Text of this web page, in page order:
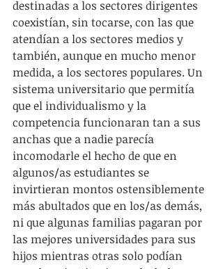
destinadas a los sectores dirigentes
coexistían, sin tocarse, con las que
atendían a los sectores medios y
también, aunque en mucho menor
medida, a los sectores populares. Un
sistema universitario que permitía
que el individualismo y la
competencia funcionaran tan a sus
anchas que a nadie parecía
incomodarle el hecho de que en
algunos/as estudiantes se
invirtieran montos ostensiblemente
más abultados que en los/as demás,
ni que algunas familias pagaran por
las mejores universidades para sus
hijos mientras otras solo podían